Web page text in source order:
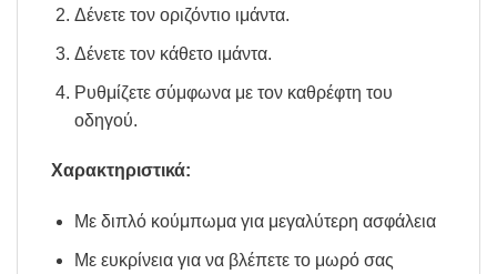
Δένετε τον οριζόντιο ιμάντα.
Δένετε τον κάθετο ιμάντα.
Ρυθμίζετε σύμφωνα με τον καθρέφτη του
οδηγού.
Χαρακτηριστικά:
Με διπλό κούμπωμα για μεγαλύτερη ασφάλεια
Με ευκρίνεια για να βλέπετε το μωρό σας